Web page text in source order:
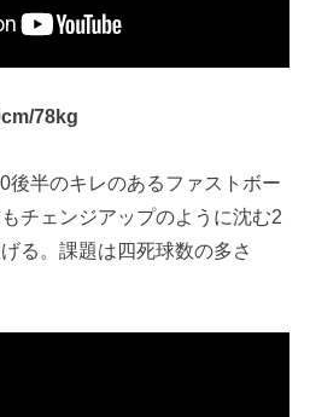
78kg
後半のキレのあるファストボー
チェンジアップのように沈む2
る。課題は四死球数の多さ